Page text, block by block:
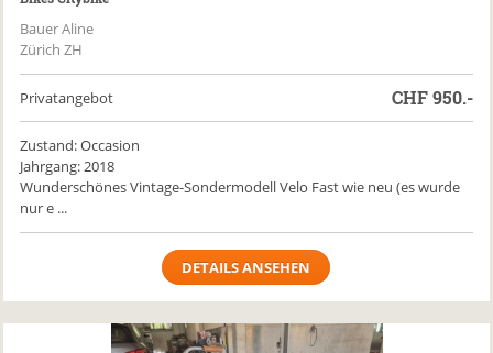
Bauer Aline
Zürich ZH
Privatangebot CHF950.-
Zustand: Occasion
Jahrgang: 2018
Wunderschönes Vintage-Sondermodell Velo Fast wie neu (es wurde
nur e ...
DETAILS ANSEHEN